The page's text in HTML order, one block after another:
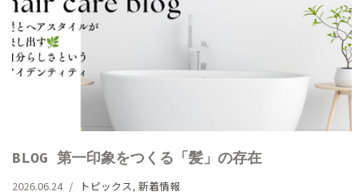
BLOG 第一印象をつくる「髪」の存在
2026.06.24 トピックス, 新着情報